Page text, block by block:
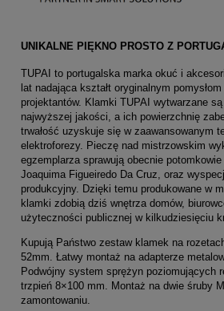
UNIKALNE PIĘKNO PROSTO Z
TUPAI to portugalska marka okuć i
lat nadająca kształt oryginalnym
projektantów. Klamki TUPAI wytwarzane
najwyższej jakości, a ich powierzchnię
trwałość uzyskuje się w zaawansowanym
elektroforezy. Pieczę nad mistrzowskim
egzemplarza sprawują obecnie potomkowie
Joaquima Figueiredo Da Cruz, oraz
produkcyjny. Dzięki temu produkowane w
klamki zdobią dziś wnętrza domów,
użyteczności publicznej w kilkudziesięciu
Kupują Państwo zestaw klamek na
52mm. Łatwy montaż na adapterze
Podwójny system sprężyn poziomujących
trzpień 8×100 mm. Montaż na dwie śruby
zamontowaniu.